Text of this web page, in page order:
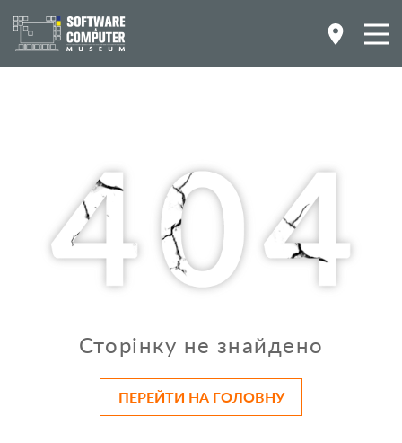
Сторінку не знайдено
ПЕРЕЙТИ НА ГОЛОВНУ